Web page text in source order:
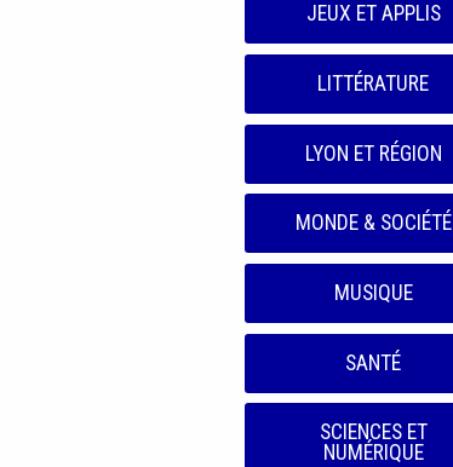
JEUX ET APPLIS
LITTÉRATURE
LYON ET RÉGION
MONDE & SOCIÉTÉ
MUSIQUE
SANTÉ
SCIENCES ET
NUMÉRIQUE